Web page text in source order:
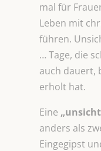
mal für
Leben mit
führen.
… Tage, die
auch dauert,
erholt hat.
Eine
anders als
Eingegipst